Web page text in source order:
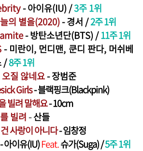
- 아이유(IU) /3주 1위
의 별을(2020)- 경서 /2주 1위
- 방탄소년단(BTS) /11주 1위
- 미란이, 먼디맨, 쿤디 판다, 머쉬베
/8주 1위
질 않네요- 장범준
Girls- 블랙핑크(Blackpink)
빌려 말해요- 10cm
빌려-산들
사랑이 아니다- 임창정
아이유(IU)Feat.슈가(Suga)/5주 1위